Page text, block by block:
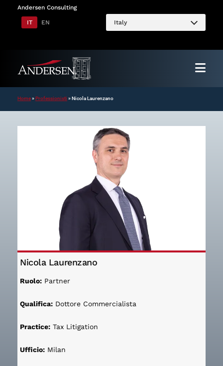
contenuto
Andersen Consulting
IT EN Italy
Home»Professionisti »Nicola Laurenzano
Nicola Laurenzano
Ruolo: Partner
Qualifica: Dottore Commercialista
Practice: Tax Litigation
Ufficio: Milan